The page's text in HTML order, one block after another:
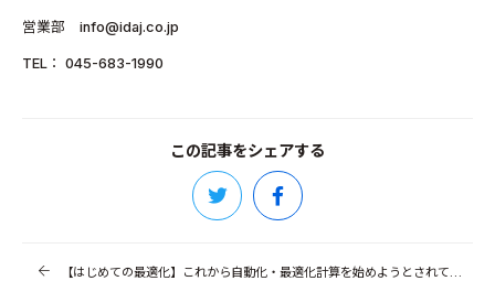
営業部 info@idaj.co.jp
TEL： 045-683-1990
この記事をシェアする
【はじめての最適化】これから自動化・最適化計算を始めようとされている皆さまへ